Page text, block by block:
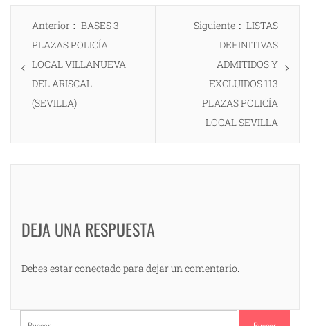
Navegación
entradas
Anterior
Entrada
anterior:
BASES 3
PLAZAS POLICÍA
LOCAL VILLANUEVA
DEL ARISCAL
(SEVILLA)
Siguiente
Entrada
siguiente:
LISTAS
DEFINITIVAS
ADMITIDOS Y
EXCLUIDOS 113
PLAZAS POLICÍA
LOCAL SEVILLA
DEJA UNA RESPUESTA
Debes estar conectado para dejar un comentario.
Buscar: